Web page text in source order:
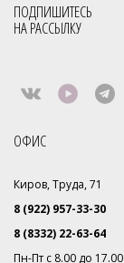
ПОДПИШИТЕСЬ
НА РАССЫЛКУ
ОФИС
Киров, Труда, 71
8 (922) 957-33-30
8 (8332) 22-63-64
Пн-Пт с 8.00 до 17.00